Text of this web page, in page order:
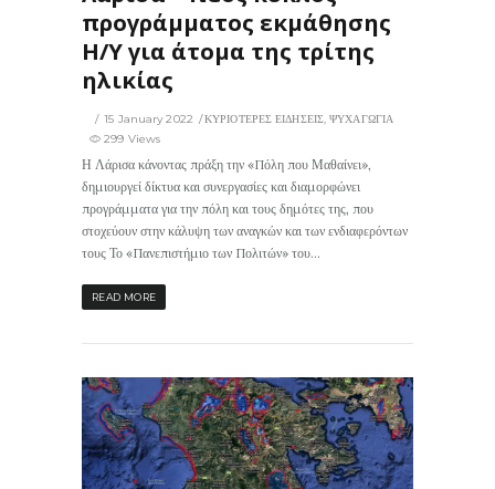
προγράμματος εκμάθησης
Η/Υ για άτομα της τρίτης
ηλικίας
15 January 2022 ΚΥΡΙΟΤΕΡΕΣ ΕΙΔΗΣΕΙΣ,ΨΥΧΑΓΩΓΙΑ
299 Views
Η Λάρισα κάνοντας πράξη την «Πόλη που Μαθαίνει»,
δημιουργεί δίκτυα και συνεργασίες και διαμορφώνει
προγράμματα για την πόλη και τους δημότες της, που
στοχεύουν στην κάλυψη των αναγκών και των ενδιαφερόντων
τους Το «Πανεπιστήμιο των Πολιτών» του...
READ MORE